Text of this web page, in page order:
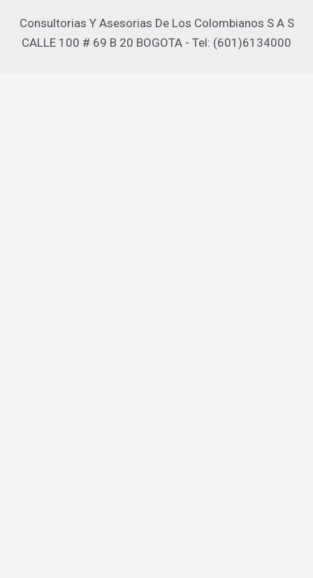
Consultorias Y Asesorias De Los Colombianos S A S
CALLE 100 # 69 B 20 BOGOTA - Tel: (601)6134000